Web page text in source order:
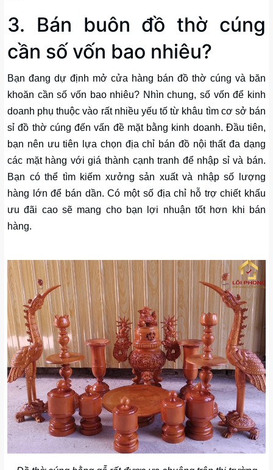
3. Bán buôn đồ thờ cúng
cần số vốn bao nhiêu?
Bạn đang dự định mở cửa hàng bán đồ thờ cúng và băn
khoăn cần số vốn bao nhiêu? Nhìn chung, số vốn để kinh
doanh phụ thuộc vào rất nhiều yếu tố từ khâu tìm cơ sở bán
sỉ đồ thờ cúng đến vấn đề mặt bằng kinh doanh. Đầu tiên,
bạn nên ưu tiên lựa chọn địa chỉ bán đồ nội thất đa dạng
các mặt hàng với giá thành cạnh tranh để nhập sỉ và bán.
Bạn có thể tìm kiếm xưởng sản xuất và nhập số lượng
hàng lớn để bán dần. Có một số địa chỉ hỗ trợ chiết khấu
ưu đãi cao sẽ mang cho bạn lợi nhuận tốt hơn khi bán
hàng.